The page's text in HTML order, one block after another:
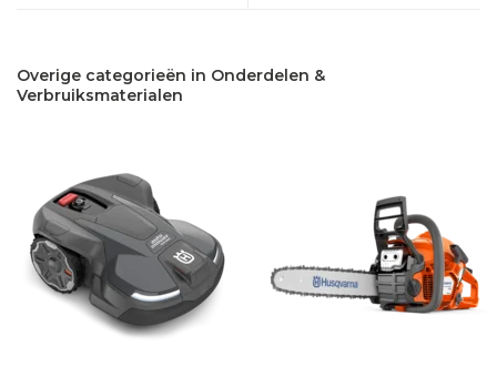
Overige categorieën in Onderdelen &
Verbruiksmaterialen